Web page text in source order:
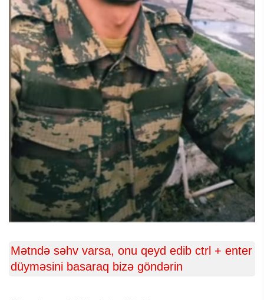
Mətndə səhv varsa, onu qeyd edib ctrl + enter
düyməsini basaraq bizə göndərin